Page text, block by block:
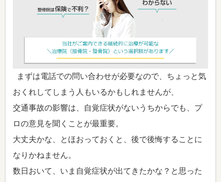
まずは電話での問い合わせが必要なので、ちょっと気
おくれしてしまう人もいるかもしれませんが、
交通事故の影響は、自覚症状がないうちからでも、プ
ロの意見を聞くことが最重要。
大丈夫かな、とほおっておくと、後で後悔することに
なりかねません。
数日おいて、いま自覚症状が出てきたかな？と思った